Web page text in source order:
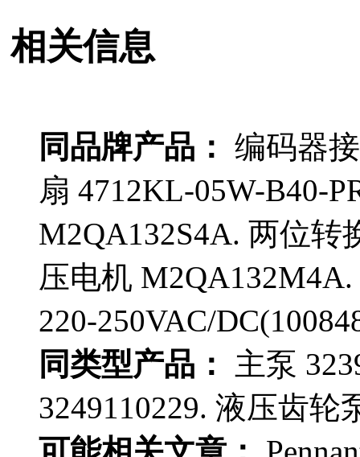
相关信息
同品牌产品： 编码器
扇 4712KL-05W-B40-
M2QA132S4A. 两位转
压电机
220-250VAC/
同类型产品：
主泵
3249110229. 液压齿轮